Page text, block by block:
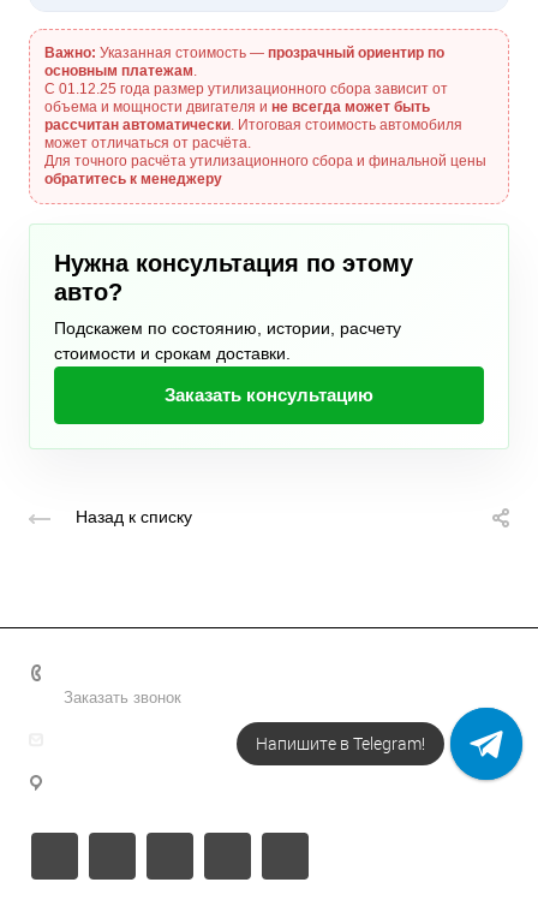
Важно: Указанная стоимость — прозрачный ориентир по
основным платежам.
С 01.12.25 года размер утилизационного сбора зависит от
объема и мощности двигателя и не всегда может быть
рассчитан автоматически. Итоговая стоимость автомобиля
может отличаться от расчёта.
Для точного расчёта утилизационного сбора и финальной цены
обратитесь к менеджеру
Нужна консультация по этому
авто?
Подскажем по состоянию, истории, расчету
стоимости и срокам доставки.
Заказать консультацию
Назад к списку
Заказать звонок
info@metodsmirnova.ru Напишите в Telegram!